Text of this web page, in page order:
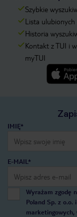
Szybkie
Lista
Historia
Kontakt z TUI i
myTUI
IMIĘ*
E-MAIL*
Wyrażam zgodę
Poland Sp. z o.o.